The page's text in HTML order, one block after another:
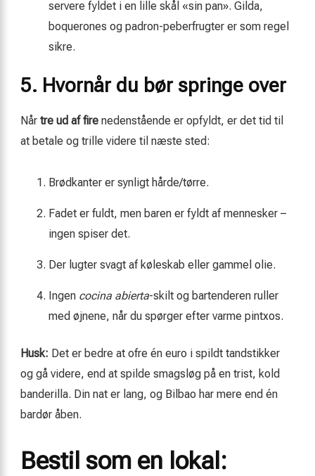
servere fyldet i en lille skål «sin pan». Gilda,
boquerones og padron-­peberfrugter er som regel
sikre.
5. Hvornår du bør springe over
Når tre ud af fire nedenstående er opfyldt, er det tid til
at betale og trille videre til næste sted:
Brødkanter er synligt hårde/tørre.
Fadet er fuldt, men baren er fyldt af mennesker –
ingen spiser det.
Der lugter svagt af køleskab eller gammel olie.
Ingen cocina abierta-skilt og bartenderen ruller
med øjnene, når du spørger efter varme pintxos.
Husk: Det er bedre at ofre én euro i spildt tandstikker
og gå videre, end at spilde smagsløg på en trist, kold
banderilla. Din nat er lang, og Bilbao har mere end én
bardør åben.
Bestil som en lokal: